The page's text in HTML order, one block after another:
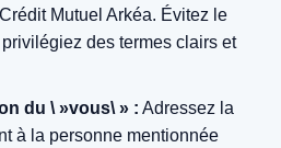
Mutuel Arkéa. Évitez le
des termes clairs et
du \ »vous\ » : Adressez la
à la personne mentionnée